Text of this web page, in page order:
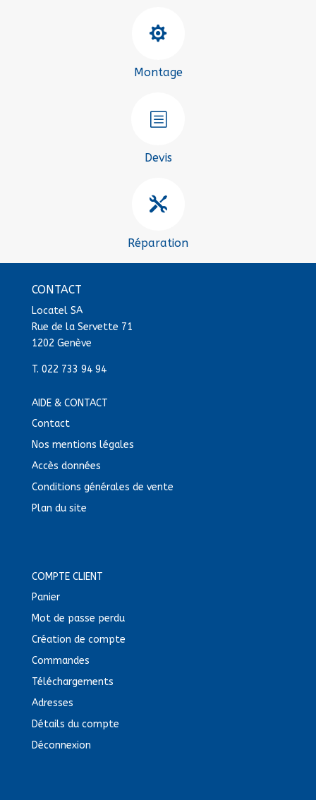

Montage
b
Devis

Réparation
CONTACT
Locatel SA
Rue de la Servette 71
1202 Genève
T. 022 733 94 94
AIDE & CONTACT
Contact
Nos mentions légales
Accès données
Conditions générales de vente
Plan du site
COMPTE CLIENT
Panier
Mot de passe perdu
Création de compte
Commandes
Téléchargements
Adresses
Détails du compte
Déconnexion